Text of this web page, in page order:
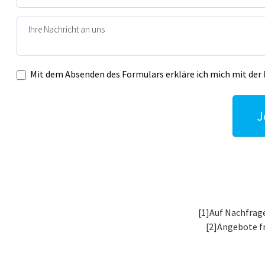
Mit dem Absenden des Formulars erkläre ich mich mit der
[1]Auf
[2]Angebote